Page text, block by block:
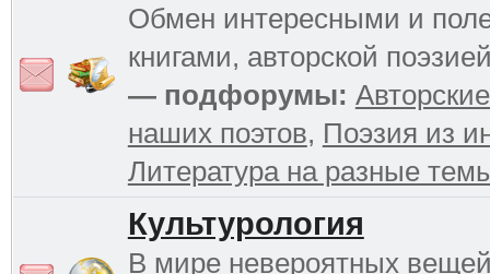
Обмен интересными и
книгами, авторской
— подфорумы:
наших поэтов, Поэзия из
Литература на разные
Культурология
В мире невероятных